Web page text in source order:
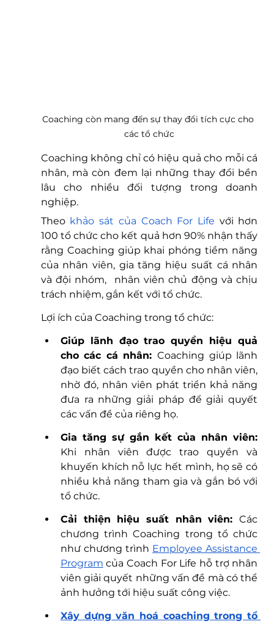
Coaching còn mang đến sự thay đổi tích cực cho
các tổ chức
Coaching không chỉ có hiệu quả cho mỗi cá
nhân, mà còn đem lại những thay đổi bền
lâu cho nhiều đối tượng trong doanh
nghiệp.
Theo khảo sát của Coach For Life với hơn
100 tổ chức cho kết quả hơn 90% nhận thấy
rằng Coaching giúp khai phóng tiềm năng
của nhân viên, gia tăng hiệu suất cá nhân
và đội nhóm,  nhân viên chủ động và chịu
trách nhiệm, gắn kết với tổ chức.
Lợi ích của Coaching trong tổ chức:
Giúp lãnh đạo trao quyền hiệu quả
cho các cá nhân: Coaching giúp lãnh
đạo biết cách trao quyền cho nhân viên,
nhờ đó, nhân viên phát triển khả năng
đưa ra những giải pháp để giải quyết
các vấn đề của riêng họ.
Khi nhân viên được trao quyền và
khuyến khích nỗ lực hết mình, họ sẽ có
nhiều khả năng tham gia và gắn bó với
tổ chức.
Cải thiện hiệu suất nhân viên: Các
chương trình Coaching trong tổ chức
như chương trình Employee Assistance
Program của Coach For Life hỗ trợ nhân
viên giải quyết những vấn đề mà có thể
ảnh hưởng tới hiệu suất công việc.
Xây dựng văn hoá coaching trong tổ